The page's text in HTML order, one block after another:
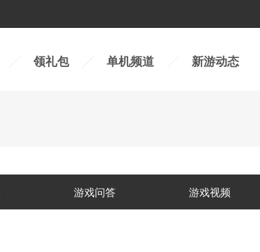
领礼包 单机频道 新游动态
游戏问答 游戏视频